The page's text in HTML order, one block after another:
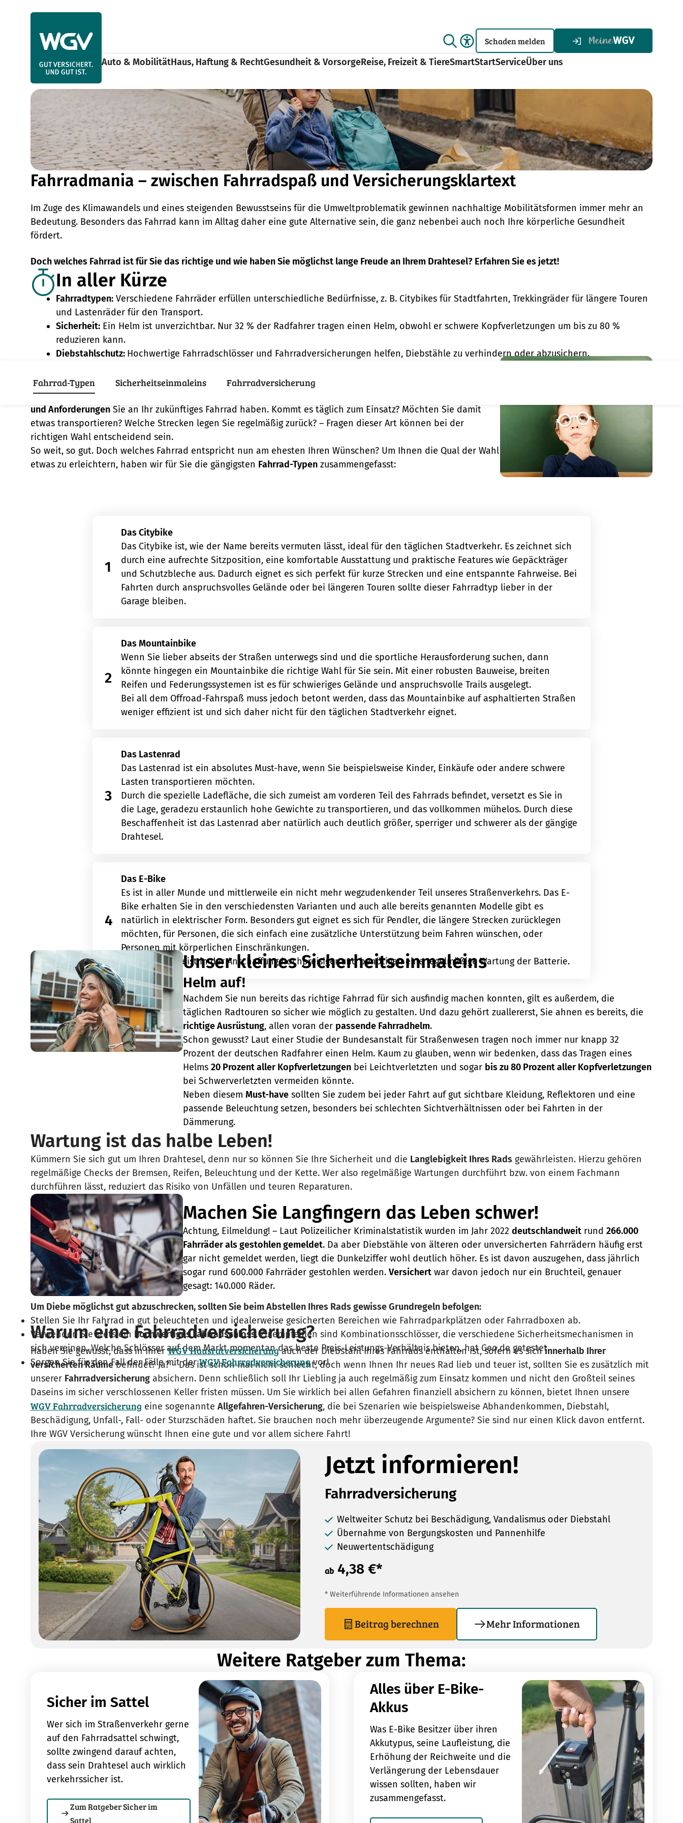
Schaden melden
Auto & MobilitätHaus, Haftung & RechtGesundheit & VorsorgeReise, Freizeit & TiereSmartStartServiceÜber uns
Home
Ratgeber Fahrradmania
Fahrradmania – zwischen Fahrradspaß und Versicherungsklartext
Im Zuge des Klimawandels und eines steigenden Bewusstseins für die Umweltproblematik gewinnen nachhaltige Mobilitätsformen immer mehr an
Bedeutung. Besonders das Fahrrad kann im Alltag daher eine gute Alternative sein, die ganz nebenbei auch noch Ihre körperliche Gesundheit
fördert.
Doch welches Fahrrad ist für Sie das richtige und wie haben Sie möglichst lange Freude an Ihrem Drahtesel? Erfahren Sie es jetzt!
In aller Kürze
Fahrradtypen: Verschiedene Fahrräder erfüllen unterschiedliche Bedürfnisse, z. B. Citybikes für Stadtfahrten, Trekkingräder für längere Touren
und Lastenräder für den Transport.
Sicherheit: Ein Helm ist unverzichtbar. Nur 32 % der Radfahrer tragen einen Helm, obwohl er schwere Kopfverletzungen um bis zu 80 %
reduzieren kann.
Diebstahlschutz: Hochwertige Fahrradschlösser und Fahrradversicherungen helfen, Diebstähle zu verhindern oder abzusichern.
Fahrrad-Typen Sicherheitseinmaleins Fahrradversicherung
Wer die Wahl hat, hat die Qual …
Bevor Sie nun in das nächste Fahrradgeschäft stürmen, sollten Sie überlegen, welche
und Anforderungen Sie an Ihr zukünftiges Fahrrad haben. Kommt es täglich zum Einsatz? Möchten Sie damit
etwas transportieren? Welche Strecken legen Sie regelmäßig zurück? – Fragen dieser Art können bei der
richtigen Wahl entscheidend sein.
So weit, so gut. Doch welches Fahrrad entspricht nun am ehesten Ihren Wünschen? Um Ihnen die Qual der Wahl
etwas zu erleichtern, haben wir für Sie die gängigsten Fahrrad-Typen zusammengefasst:
1
Das Citybike
Das Citybike ist, wie der Name bereits vermuten lässt, ideal für den täglichen Stadtverkehr. Es zeichnet sich
durch eine aufrechte Sitzposition, eine komfortable Ausstattung und praktische Features wie Gepäckträger
und Schutzbleche aus. Dadurch eignet es sich perfekt für kurze Strecken und eine entspannte Fahrweise. Bei
Fahrten durch anspruchsvolles Gelände oder bei längeren Touren sollte dieser Fahrradtyp lieber in der
Garage bleiben.
2
Das Mountainbike
Wenn Sie lieber abseits der Straßen unterwegs sind und die sportliche Herausforderung suchen, dann
könnte hingegen ein Mountainbike die richtige Wahl für Sie sein. Mit einer robusten Bauweise, breiten
Reifen und Federungssystemen ist es für schwieriges Gelände und anspruchsvolle Trails ausgelegt.
Bei all dem Offroad-Fahrspaß muss jedoch betont werden, dass das Mountainbike auf asphaltierten Straßen
weniger effizient ist und sich daher nicht für den täglichen Stadtverkehr eignet.
3
Das Lastenrad
Das Lastenrad ist ein absolutes Must-have, wenn Sie beispielsweise Kinder, Einkäufe oder andere schwere
Lasten transportieren möchten.
Durch die spezielle Ladefläche, die sich zumeist am vorderen Teil des Fahrrads befindet, versetzt es Sie in
die Lage, geradezu erstaunlich hohe Gewichte zu transportieren, und das vollkommen mühelos. Durch diese
Beschaffenheit ist das Lastenrad aber natürlich auch deutlich größer, sperriger und schwerer als der gängige
Drahtesel.
4
Das E-Bike
Es ist in aller Munde und mittlerweile ein nicht mehr wegzudenkender Teil unseres Straßenverkehrs. Das E-
Bike erhalten Sie in den verschiedensten Varianten und auch alle bereits genannten Modelle gibt es
natürlich in elektrischer Form. Besonders gut eignet es sich für Pendler, die längere Strecken zurücklegen
möchten, für Personen, die sich einfach eine zusätzliche Unterstützung beim Fahren wünschen, oder
Personen mit körperlichen Einschränkungen.
E-Bikes sind meist in der Anschaffung hochpreisiger und benötigen eine regelmäßige Wartung der Batterie.
Unser kleines Sicherheitseinmaleins
Helm auf!
Nachdem Sie nun bereits das richtige Fahrrad für sich ausfindig machen konnten, gilt es außerdem, die
täglichen Radtouren so sicher wie möglich zu gestalten. Und dazu gehört zuallererst, Sie ahnen es bereits, die
richtige Ausrüstung, allen voran der passende Fahrradhelm.
Schon gewusst? Laut einer Studie der Bundesanstalt für Straßenwesen tragen noch immer nur knapp 32
Prozent der deutschen Radfahrer einen Helm. Kaum zu glauben, wenn wir bedenken, dass das Tragen eines
Helms 20 Prozent aller Kopfverletzungen bei Leichtverletzten und sogar bis zu 80 Prozent aller Kopfverletzungen
bei Schwerverletzten vermeiden könnte.
Neben diesem Must-have sollten Sie zudem bei jeder Fahrt auf gut sichtbare Kleidung, Reflektoren und eine
passende Beleuchtung setzen, besonders bei schlechten Sichtverhältnissen oder bei Fahrten in der
Dämmerung.
Wartung ist das halbe Leben!
Kümmern Sie sich gut um Ihren Drahtesel, denn nur so können Sie Ihre Sicherheit und die Langlebigkeit Ihres Rads gewährleisten. Hierzu gehören
regelmäßige Checks der Bremsen, Reifen, Beleuchtung und der Kette. Wer also regelmäßige Wartungen durchführt bzw. von einem Fachmann
durchführen lässt, reduziert das Risiko von Unfällen und teuren Reparaturen.
Machen Sie Langfingern das Leben schwer!
Achtung, Eilmeldung! – Laut Polizeilicher Kriminalstatistik wurden im Jahr 2022 deutschlandweit rund 266.000
Fahrräder als gestohlen gemeldet. Da aber Diebstähle von älteren oder unversicherten Fahrrädern häufig erst
gar nicht gemeldet werden, liegt die Dunkelziffer wohl deutlich höher. Es ist davon auszugehen, dass jährlich
sogar rund 600.000 Fahrräder gestohlen werden. Versichert war davon jedoch nur ein Bruchteil, genauer
gesagt: 140.000 Räder.
Um Diebe möglichst gut abzuschrecken, sollten Sie beim Abstellen Ihres Rads gewisse Grundregeln befolgen:
Stellen Sie Ihr Fahrrad in gut beleuchteten und idealerweise gesicherten Bereichen wie Fahrradparkplätzen oder Fahrradboxen ab.
Verwenden Sie stets ein hochwertiges Fahrradschloss. Zu empfehlen sind Kombinationsschlösser, die verschiedene Sicherheitsmechanismen in
sich vereinen. Welche Schlösser auf dem Markt momentan das beste Preis-Leistungs-Verhältnis bieten, hat Geo.de getestet.
Sorgen Sie für den Fall der Fälle mit derWGV Fahrradversicherungvor!
Warum eine Fahrradversicherung?
Haben Sie gewusst, dass in IhrerWGV Hausratversicherungauch der Diebstahl Ihres Fahrrads enthalten ist, sofern es sichinnerhalb Ihrer
versicherten Räumebefindet? Ja? – Das ist schon mal nicht schlecht, doch wenn Ihnen Ihr neues Rad lieb und teuer ist, sollten Sie es zusätzlich mit
unserer Fahrradversicherung absichern. Denn schließlich soll Ihr Liebling ja auch regelmäßig zum Einsatz kommen und nicht den Großteil seines
Daseins im sicher verschlossenen Keller fristen müssen. Um Sie wirklich bei allen Gefahren finanziell absichern zu können, bietet Ihnen unsere
WGV Fahrradversicherung eine sogenannte Allgefahren-Versicherung, die bei Szenarien wie beispielsweise Abhandenkommen, Diebstahl,
Beschädigung, Unfall-, Fall- oder Sturzschäden haftet. Sie brauchen noch mehr überzeugende Argumente? Sie sind nur einen Klick davon entfernt.
Ihre WGV Versicherung wünscht Ihnen eine gute und vor allem sichere Fahrt!
Jetzt informieren!
Fahrradversicherung
Weltweiter Schutz bei Beschädigung, Vandalismus oder Diebstahl
Übernahme von Bergungskosten und Pannenhilfe
Neuwertentschädigung
ab 4,38 €*
* Weiterführende Informationen ansehen
Beitrag berechnen Mehr Informationen
Weitere Ratgeber zum Thema:
Sicher im Sattel
Wer sich im Straßenverkehr gerne
auf den Fahrradsattel schwingt,
sollte zwingend darauf achten,
dass sein Drahtesel auch wirklich
verkehrssicher ist.
Zum Ratgeber Sicher im
Sattel
Alles über E-Bike-
Akkus
Was E-Bike Besitzer über ihren
Akkutypus, seine Laufleistung, die
Erhöhung der Reichweite und die
Verlängerung der Lebensdauer
wissen sollten, haben wir
zusammengefasst.